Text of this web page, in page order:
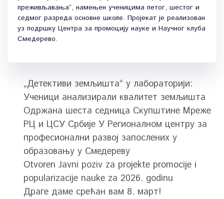
преживљавања“, намењен ученицима петог, шестог и
седмог разреда основне школе. Пројекат је реализован
уз подршку Центра за промоцију науке и Научног клуба
Смедерево.
„Детективи земљишта“ у лабораторији:
Ученици анализирали квалитет земљишта
Одржана шеста седница Скупштине Мреже
РЦ и ЦСУ Србије У Регионалном центру за
професионални развој запослених у
образовању у Смедереву
Otvoren Javni poziv za projekte promocije i
popularizacije nauke za 2026. godinu
Драге даме срећан вам 8. март!